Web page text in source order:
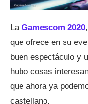
La Gamescom 2020
que ofrece en su
buen espectáculo y
hubo cosas
que ahora ya
castellano.